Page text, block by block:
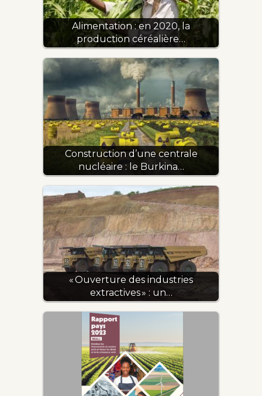
Alimentation : en 2020, la
production céréalière…
Construction d’une centrale
nucléaire : le Burkina…
« Ouverture des industries
extractives » : un…